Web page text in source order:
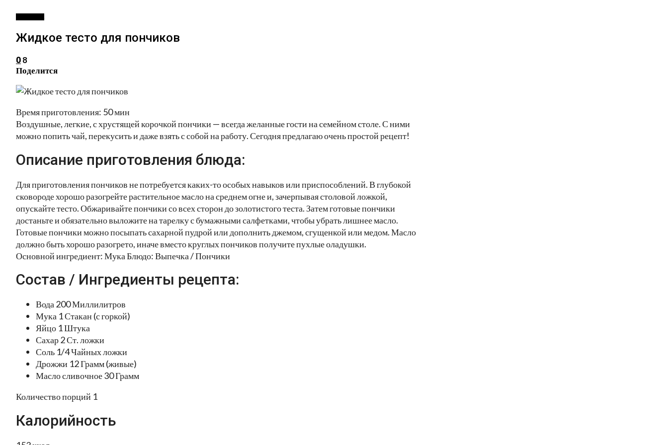
Жидкое тесто для пончиков
0 8
Поделится
Время приготовления: 50 мин
Воздушные, легкие, с хрустящей корочкой пончики — всегда желанные гости на семейном столе. С ними
можно попить чай, перекусить и даже взять с собой на работу. Сегодня предлагаю очень простой рецепт!
Описание приготовления блюда:
Для приготовления пончиков не потребуется каких-то особых навыков или приспособлений. В глубокой
сковороде хорошо разогрейте растительное масло на среднем огне и, зачерпывая столовой ложкой,
опускайте тесто. Обжаривайте пончики со всех сторон до золотистого теста. Затем готовые пончики
достаньте и обязательно выложите на тарелку с бумажными салфетками, чтобы убрать лишнее масло.
Готовые пончики можно посыпать сахарной пудрой или дополнить джемом, сгущенкой или медом. Масло
должно быть хорошо разогрето, иначе вместо круглых пончиков получите пухлые оладушки.
Основной ингредиент: Мука Блюдо: Выпечка / Пончики
Состав / Ингредиенты рецепта:
Вода 200 Миллилитров
Мука 1 Стакан (с горкой)
Яйцо 1 Штука
Сахар 2 Ст. ложки
Соль 1/4 Чайных ложки
Дрожжи 12 Грамм (живые)
Масло сливочное 30 Грамм
Количество порций 1
Калорийность